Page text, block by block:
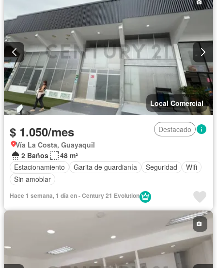
Local Comercial
$ 1.050/mes
Destacado
Vía La Costa, Guayaquil
2 Baños
48 m²
Estacionamiento
Garita de guardianía Seguridad
Wifi
Sin amoblar
Hace 1 semana, 1 día en - Century 21 Evolution